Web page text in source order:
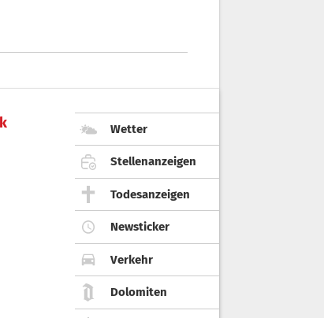
Wetter
Stellenanzeigen
Todesanzeigen
Newsticker
Verkehr
Dolomiten